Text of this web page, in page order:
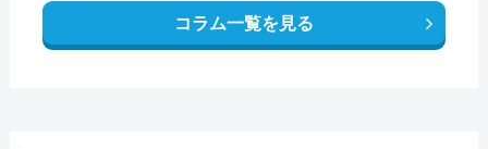
コラム一覧を見る